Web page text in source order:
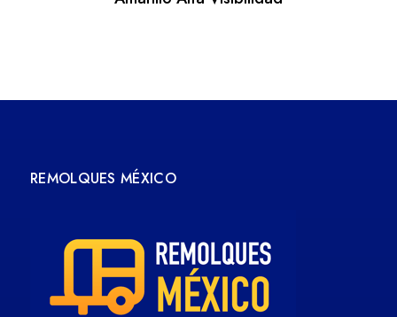
REMOLQUES MÉXICO